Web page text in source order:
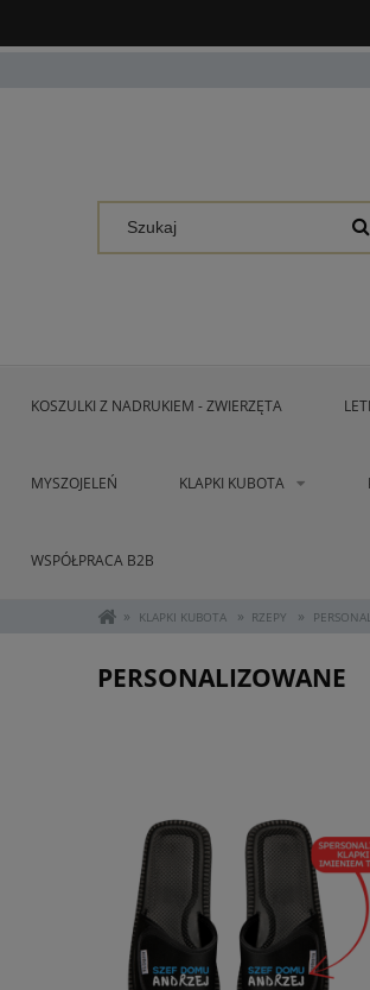
KOSZULKI Z NADRUKIEM - ZWIERZĘTA
MYSZOJELEŃ KLAPKI KUBOTA
WSPÓŁPRACA B2B
» KLAPKI KUBOTA » RZEPY »
PERSONALIZOWANE